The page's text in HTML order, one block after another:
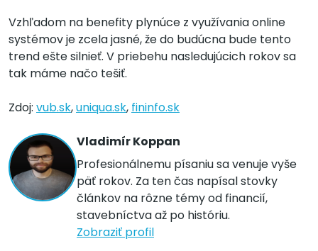
Vzhľadom na benefity plynúce z využívania online
systémov je zcela jasné, že do budúcna bude tento
trend ešte silnieť. V priebehu nasledujúcich rokov sa
tak máme načo tešiť.
Zdoj: vub.sk,uniqua.sk, fininfo.sk
Vladimír Koppan
Profesionálnemu písaniu sa venuje vyše
päť rokov. Za ten čas napísal stovky
článkov na rôzne témy od financií,
stavebníctva až po históriu.
Zobraziť profil